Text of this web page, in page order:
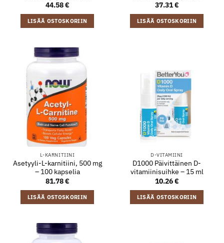
44.58€
LISÄÄ OSTOSKORIIN
37.31€
LISÄÄ OSTOSKORIIN
L-KARNITIINI
Asetyyli-L-karnitiini, 500 mg
– 100 kapselia
81.78€
LISÄÄ OSTOSKORIIN
D-VITAMIINI
D1000 Päivittäinen D-
vitamiinisuihke – 15 ml
10.26€
LISÄÄ OSTOSKORIIN